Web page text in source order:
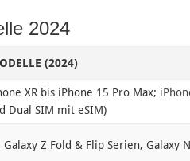
2024
(2024)
XR bis iPhone 15 Pro Max;
Dual SIM mit eSIM)
Galaxy Z Fold & Flip Serien, Galaxy